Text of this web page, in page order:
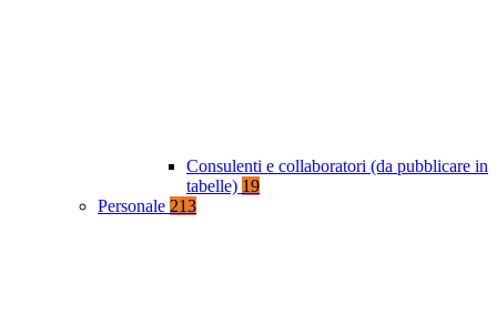
Consulenti e collaboratori (da pubblicare in
tabelle) 19
Personale 213